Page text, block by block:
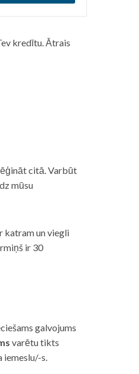
kredītu. Ātrais
citā. Varbūt
mūsu
katram un viegli
ir 30
galvojums
varētu tikts
iemeslu/-s.